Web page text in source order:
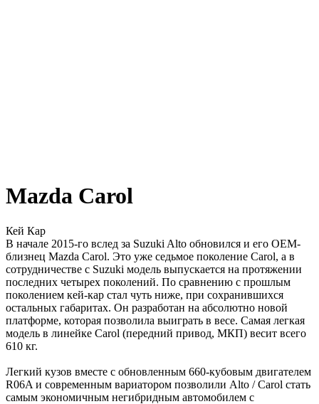
Mazda Carol
Кей Кар
В начале 2015-го вслед за Suzuki Alto обновился и его OEM-
близнец Mazda Carol. Это уже седьмое поколение Carol, а в
сотрудничестве с Suzuki модель выпускается на протяжении
последних четырех поколений. По сравнению с прошлым
поколением кей-кар стал чуть ниже, при сохранившихся
остальных габаритах. Он разработан на абсолютно новой
платформе, которая позволила выиграть в весе. Самая легкая
модель в линейке Carol (передний привод, МКП) весит всего
610 кг.
Легкий кузов вместе с обновленным 660-кубовым двигателем
R06A и современным вариатором позволили Alto / Carol стать
самым экономичным негибридным автомобилем с